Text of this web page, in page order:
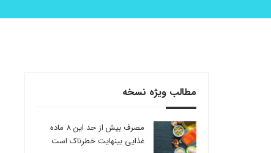
مطالب ویژه نسخه
مصرف بیش از حد این 8 ماده
غذایی بینهایت خطرناک است